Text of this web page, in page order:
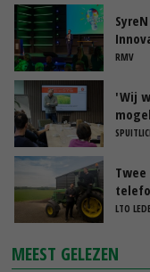
RMV
'Wij
LTO
MEEST GELEZEN